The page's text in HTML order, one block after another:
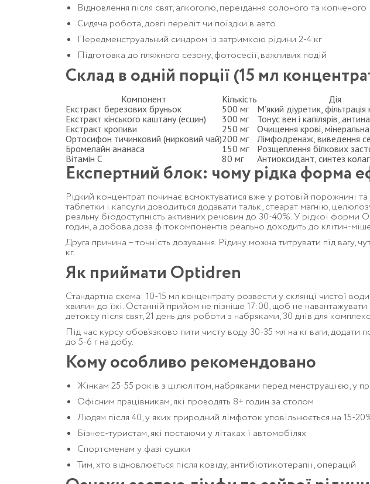
Відновлення після свят, алкоголю, переїдання солоного та копченого
Сидяча робота, довгі переліт чи поїздки в авто
Передменструальний синдром із затримкою рідини 2-4 кг
Підготовка до пляжного сезону, фотосесії, важливих подій
Склад в одній порції (15 мл
Компонент Кількість
Дія
Екстракт березових бруньок
500 мг
М’який діуретик,
Екстракт кінського каштану (есцин)
300 мг
Тонус вен і капілярів,
Екстракт кропиви
250 мг
Очищення крові,
Ортосифон тичинковий (нирковий чай)200 мг
Лімфодренаж, виведення
Бромелайн ананаса
150 мг
Розщеплення білкових
Вітамін C
80 мг Антиоксидант, синтез
Експертний блок: чому рідка форма
Рідкий концентрат починає всмоктуватися вже у ротовій порожнині
таблетки і капсули доводиться додавати тальк, стеарат магнію,
реальну біодоступність активних речовин до 30-40%. У рідкої форми
годин, а добова доза фітокомпонентів реально доходить до клітин-
Друга причина – точність дозування. Рідину можна титрувати під вагу,
кг.
Як приймати Optidren
Стандартна схема: 10-15 мл концентрату розвести у склянці чистої
хвилин до їжі. Останній прийом не пізніше 17:00, щоб не навантажувати
детоксу після свят, 21 день для роботи з набряками, 30 днів для
Під час курсу обов’язково пити чисту воду 30-35 мл на кг ваги, додати
до 5-6 г на добу.
Кому особливо рекомендовано
Жінкам 25-55 років з цілюлітом, набряками перед менструацією, у
Офісним працівникам, які проводять 8+ годин за столом
Людям після 40, у яких природний лімфоток уповільнюється на 15-
Бізнес-туристам, які постаючи у літаках і автомобілях
Спортсменам у фазі сушки
Тим, хто відновлюється після ковіду, антибіотикотерапії, операцій